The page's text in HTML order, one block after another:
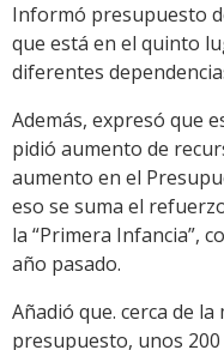
Informó presupuesto
que está en el quinto
diferentes
Además, expresó que
pidió aumento de
aumento en el
eso se suma el
la “Primera Infancia”,
año pasado.
Añadió que. cerca de
presupuesto, unos